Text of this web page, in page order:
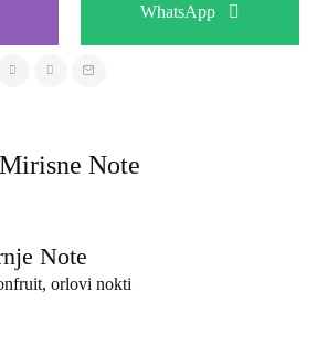
WhatsApp
Mirisne Note
Note
orlovi nokti